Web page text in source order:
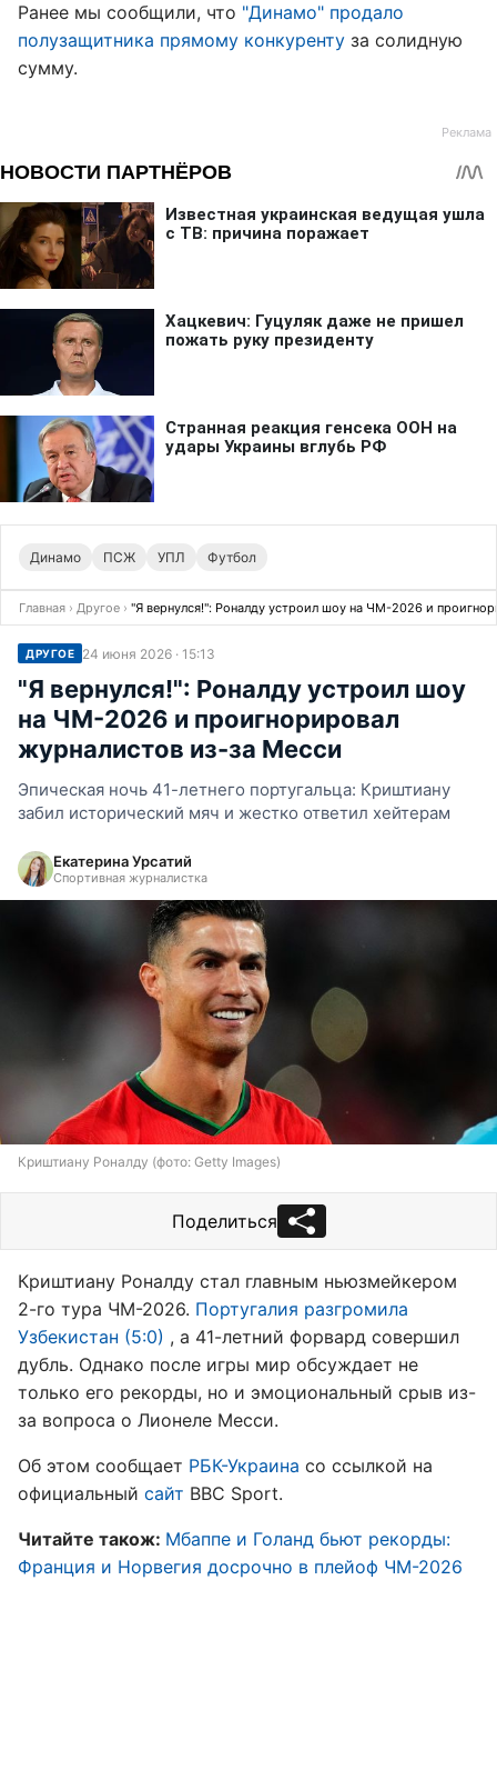
Ранее мы сообщили, что "Динамо" продало
полузащитника прямому конкуренту за солидную
сумму.
Динамо ПСЖ УПЛ Футбол
Главная › Другое › "Я вернулся!": Роналду устроил шоу на ЧМ-2026 и
ДРУГОЕ 24 июня 2026 · 15:13
"Я вернулся!": Роналду устроил шоу
на ЧМ-2026 и проигнорировал
журналистов из-за Месси
Эпическая ночь 41-летнего португальца: Криштиану
забил исторический мяч и жестко ответил хейтерам
Екатерина Урсатий
Спортивная журналистка
Криштиану Роналду (фото: Getty Images)
Поделиться
Криштиану Роналду стал главным ньюзмейкером
2-го тура ЧМ-2026. Португалия разгромила
Узбекистан (5:0) , а 41-летний форвард совершил
дубль. Однако после игры мир обсуждает не
только его рекорды, но и эмоциональный срыв из-
за вопроса о Лионеле Месси.
Об этом сообщает РБК-Украина со ссылкой на
официальный сайт BBC Sport.
Читайте також: Мбаппе и Голанд бьют рекорды:
Франция и Норвегия досрочно в плейоф ЧМ-2026